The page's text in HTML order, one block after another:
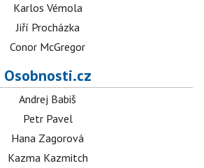
Karlos Vémola
Jiří Procházka
Conor McGregor
Osobnosti.cz
Andrej Babiš
Petr Pavel
Hana Zagorová
Kazma Kazmitch